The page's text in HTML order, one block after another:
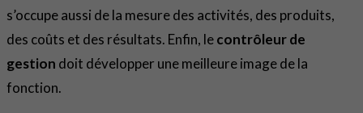
s’occupe aussi de la mesure des activités, des produits,
des coûts et des résultats. Enfin, lecontrôleur de
gestion doit développer une meilleure image de la
fonction.